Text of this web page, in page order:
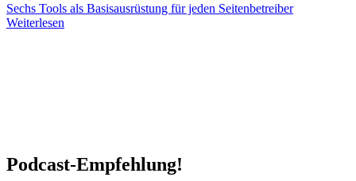
Sechs Tools als Basisausrüstung für jeden Seitenbetreiber
Weiterlesen
Podcast-Empfehlung!